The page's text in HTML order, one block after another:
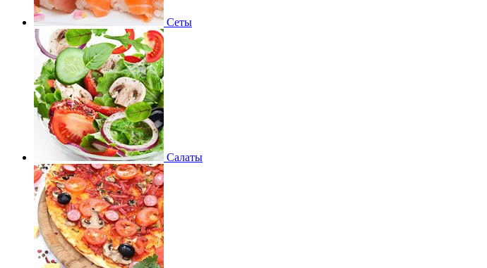
Сеты
Салаты